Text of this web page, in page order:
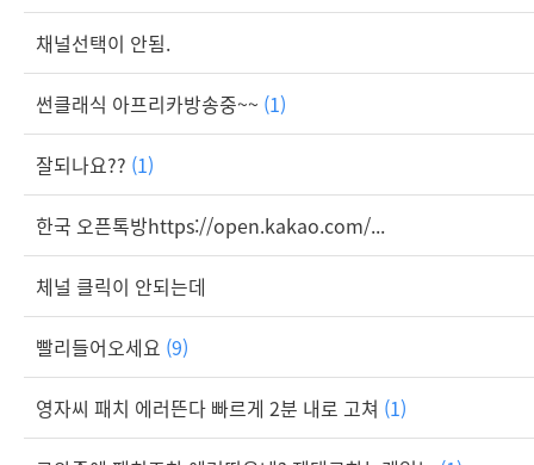
채널선택이 안됨.
썬클래식 아프리카방송중~~ (1)
잘되나요?? (1)
한국 오픈톡방https://open.kakao.com/...
체널 클릭이 안되는데
빨리들어오세요 (9)
영자씨 패치 에러뜬다 빠르게 2분 내로 고쳐 (1)